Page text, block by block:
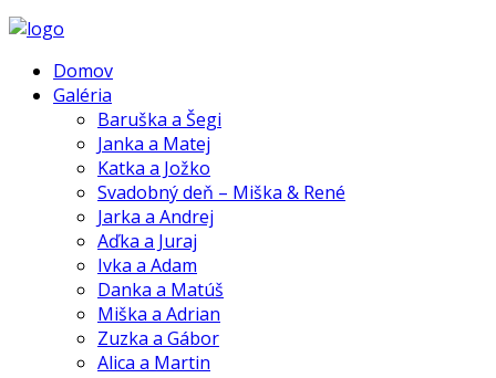
Domov
Galéria
Baruška a Šegi
Janka a Matej
Katka a Jožko
Svadobný deň – Miška & René
Jarka a Andrej
Aďka a Juraj
Ivka a Adam
Danka a Matúš
Miška a Adrian
Zuzka a Gábor
Alica a Martin